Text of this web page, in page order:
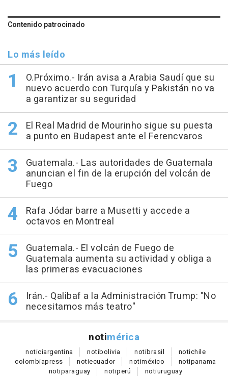
Contenido patrocinado
Lo más leído
O.Próximo.- Irán avisa a Arabia Saudí que su
nuevo acuerdo con Turquía y Pakistán no va
a garantizar su seguridad
El Real Madrid de Mourinho sigue su puesta
a punto en Budapest ante el Ferencvaros
Guatemala.- Las autoridades de Guatemala
anuncian el fin de la erupción del volcán de
Fuego
Rafa Jódar barre a Musetti y accede a
octavos en Montreal
Guatemala.- El volcán de Fuego de
Guatemala aumenta su actividad y obliga a
las primeras evacuaciones
Irán.- Qalibaf a la Administración Trump: "No
necesitamos más teatro"
notimérica
noticiargentina notibolivia notibrasil notichile
colombiapress notiecuador notiméxico notipanama
notiparaguay notiperú notiuruguay